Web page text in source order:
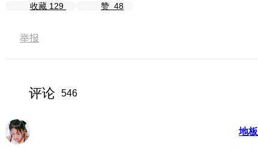
收藏 129 赞 48
举报
评论 546
地板